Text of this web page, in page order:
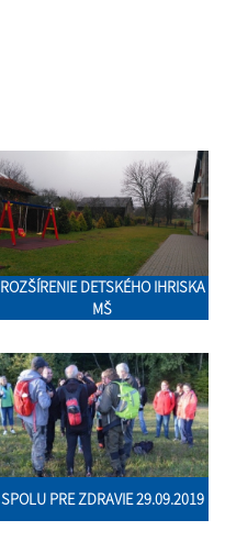
ROZŠÍRENIE DETSKÉHO IHRISKA
MŠ
SPOLU PRE ZDRAVIE 29.09.2019